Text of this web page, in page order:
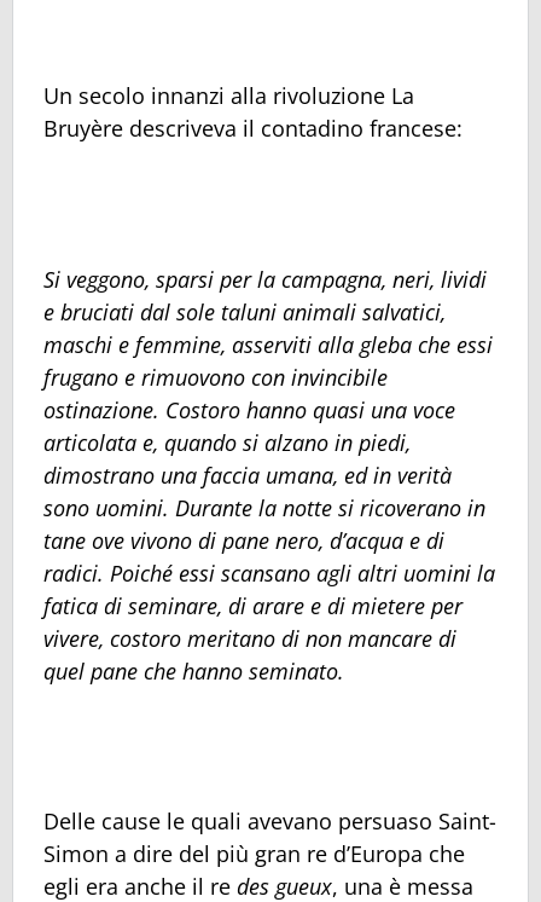
Un secolo innanzi alla rivoluzione La
Bruyère descriveva il contadino francese:
Si veggono, sparsi per la campagna, neri, lividi
e bruciati dal sole taluni animali salvatici,
maschi e femmine, asserviti alla gleba che essi
frugano e rimuovono con invincibile
ostinazione. Costoro hanno quasi una voce
articolata e, quando si alzano in piedi,
dimostrano una faccia umana, ed in verità
sono uomini. Durante la notte si ricoverano in
tane ove vivono di pane nero, d’acqua e di
radici. Poiché essi scansano agli altri uomini la
fatica di seminare, di arare e di mietere per
vivere, costoro meritano di non mancare di
quel pane che hanno seminato.
Delle cause le quali avevano persuaso Saint-
Simon a dire del più gran re d’Europa che
egli era anche il re des gueux, una è messa